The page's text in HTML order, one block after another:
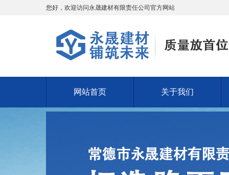
您好，欢迎访问永晟建材有限责任公司官方网站
网站首页 关于我们